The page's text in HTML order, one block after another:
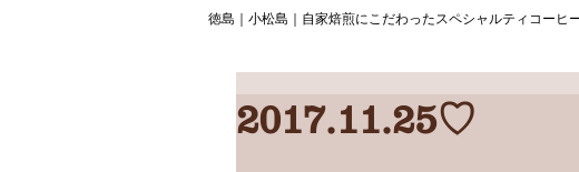
徳島｜小松島｜自家焙煎にこだわったスペシャルティコーヒ
2017.11.25♡